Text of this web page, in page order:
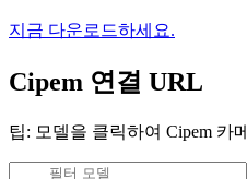
지금 다운로드하세요.
Cipem 연결 URL
팁: 모델을 클릭하여 Cipem 카